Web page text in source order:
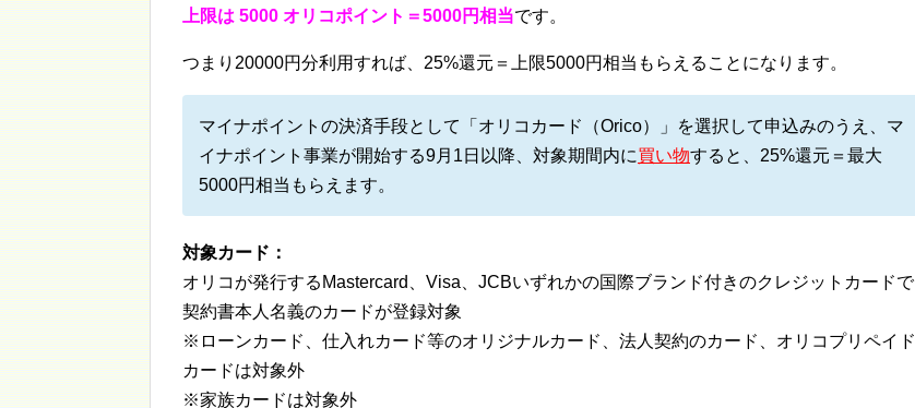
上限は 5000 オリコポイント＝5000円相当です。
つまり20000円分利用すれば、25%還元＝上限5000円相当もらえることになります。
マイナポイントの決済手段として「オリコカード（Orico）」を選択して申込みのうえ、マ
イナポイント事業が開始する9月1日以降、対象期間内に買い物すると、25%還元＝最大
5000円相当もらえます。
対象カード：
オリコが発行するMastercard、Visa、JCBいずれかの国際ブランド付きのクレジットカードで
契約書本人名義のカードが登録対象
※ローンカード、仕入れカード等のオリジナルカード、法人契約のカード、オリコプリペイド
カードは対象外
※家族カードは対象外